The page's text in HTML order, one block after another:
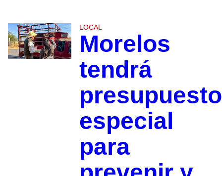
LOCAL
Morelos
tendrá
presupuesto
especial
para